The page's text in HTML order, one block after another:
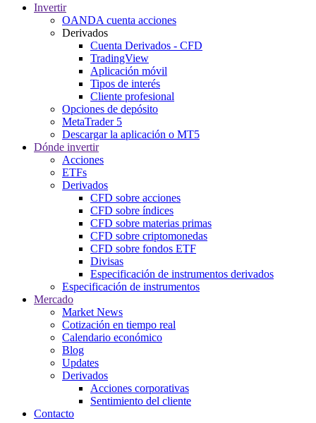
Invertir
OANDA cuenta acciones
Derivados
Cuenta Derivados - CFD
TradingView
Aplicación móvil
Tipos de interés
Cliente profesional
Opciones de depósito
MetaTrader 5
Descargar la aplicación o MT5
Dónde invertir
Acciones
ETFs
Derivados
CFD sobre acciones
CFD sobre índices
CFD sobre materias primas
CFD sobre criptomonedas
CFD sobre fondos ETF
Divisas
Especificación de instrumentos derivados
Especificación de instrumentos
Mercado
Market News
Cotización en tiempo real
Calendario económico
Blog
Updates
Derivados
Acciones corporativas
Sentimiento del cliente
Contacto